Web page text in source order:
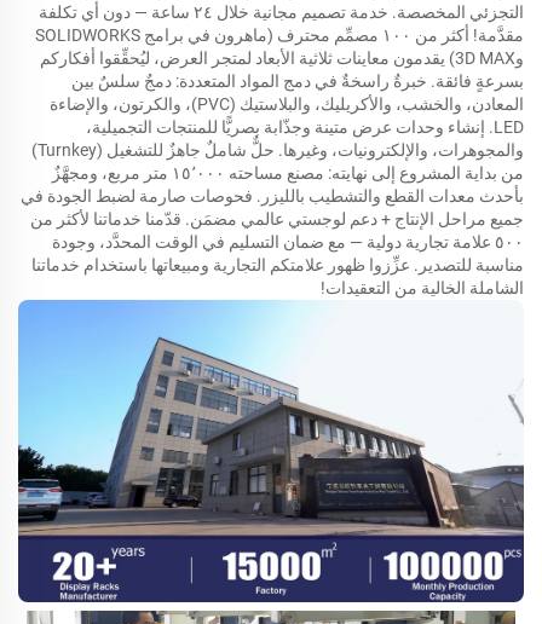
التجزئي المخصصة. خدمة تصميم مجانية خلال ٢٤ ساعة — دون أي تكلفة
مقدَّمة! أكثر من ١٠٠ مصمِّم محترف (ماهرون في برامج SOLIDWORKS
و3D MAX) يقدمون معاينات ثلاثية الأبعاد لمتجر العرض، ليُحقِّقوا أفكاركم
بسرعةٍ فائقة. خبرةٌ راسخةٌ في دمج المواد المتعددة: دمجٌ سلسٌ بين
المعادن، والخشب، والأكريليك، والبلاستيك (PVC)، والكرتون، والإضاءة
LED. إنشاء وحدات عرض متينة وجذّابة بصريًّا للمنتجات التجميلية،
والمجوهرات، والإلكترونيات، وغيرها. حلٌّ شاملٌ جاهزٌ للتشغيل (Turnkey)
من بداية المشروع إلى نهايته: مصنع مساحته ١٥٬٠٠٠ متر مربع، ومجهَّزٌ
بأحدث معدات القطع والتشطيب بالليزر. فحوصات صارمة لضبط الجودة في
جميع مراحل الإنتاج + دعم لوجستي عالمي مضمَن. قدّمنا خدماتنا لأكثر من
٥٠٠ علامة تجارية دولية — مع ضمان التسليم في الوقت المحدَّد، وجودة
مناسبة للتصدير. عزِّزوا ظهور علامتكم التجارية ومبيعاتها باستخدام خدماتنا
الشاملة الخالية من التعقيدات!